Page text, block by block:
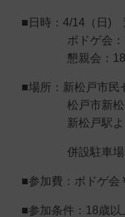
■日時：4/14（日)
ボドゲ会：11
懇親会：18
■場所：新松戸市
松戸市新松戸
新松戸駅より
併設駐車場
■参加費：ボドゲ
■参加条件：18歳